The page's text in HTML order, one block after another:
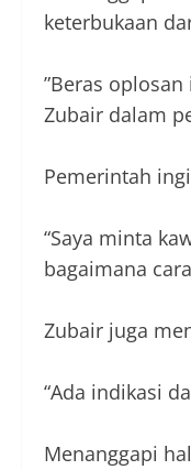
keterbukaan
‎”Beras
Zubair dalam
‎Pemerintah
‎“Saya minta
bagaimana
‎Zubair juga
‎“Ada indikasi
‎Menanggapi